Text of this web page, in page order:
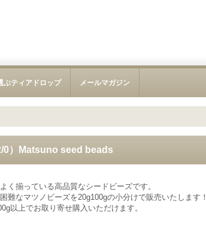
ぶティアドロップ メールマガジン
0）Matsuno seed beads
く揃っている高品質なシードビーズです。
難なマツノビーズを20g100gの小分けで販売いたします！
以上でお取り寄せ購入いただけます。